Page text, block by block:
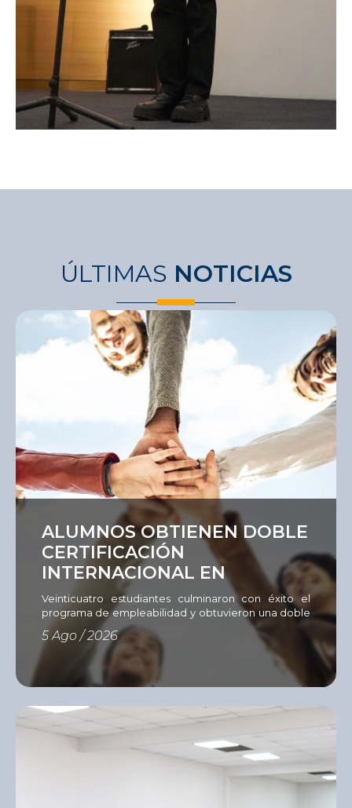
ÚLTIMAS NOTICIAS
ALUMNOS OBTIENEN DOBLE
CERTIFICACIÓN
INTERNACIONAL EN
EMPLEABILIDAD
Veinticuatro estudiantes culminaron con éxito el
programa de empleabilidad y obtuvieron una doble
certificación del Instituto del Sur e International
Youth Foundation (IYF). Con el objetivo de fortalecer
las competencias que hoy demanda el mercado
laboral, el Instituto del Sur (ISUR) culminó una nueva
edición del Programa de Empleabilidad
[…]
5 Ago / 2026
Ver